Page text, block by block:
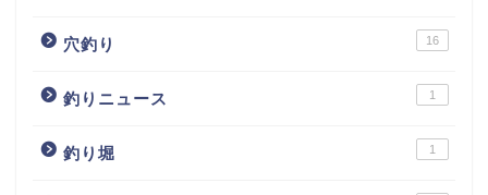
穴釣り 16
釣りニュース 1
釣り堀 1